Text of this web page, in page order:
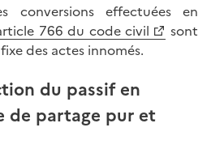
conversions effectuées en
766 du code civil
sont
des actes innomés.
du passif en
de partage pur et